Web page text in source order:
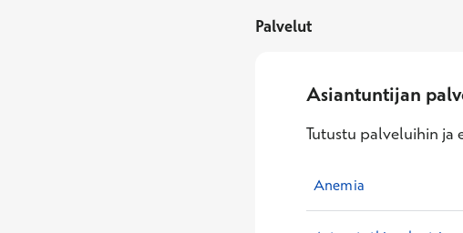
Palvelut
Asiantuntijan
Tutustu palveluihin ja
Anemia